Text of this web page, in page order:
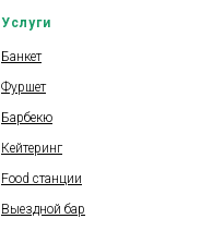
Услуги
Банкет
Фуршет
Барбекю
Кейтеринг
Food станции
Выездной бар